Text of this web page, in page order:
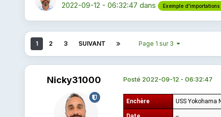
2022-09-12 - 06:32:47 dans Exemple d'importations
1 2 3 SUIVANT Page 1 sur 3
Nicky31000 Posté 2022-09-12 - 06:32:47
Enchère USS Yokohama